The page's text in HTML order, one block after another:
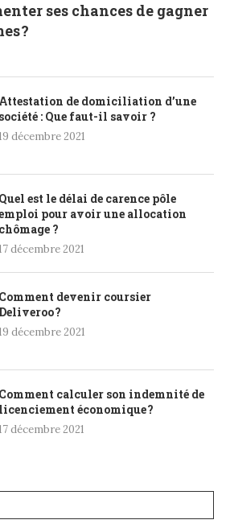
ses chances de gagner
?
Attestation de domiciliation d’une
société : Que faut-il savoir ?
décembre 2021
Quel est le délai de carence pôle
pour avoir une allocation
chômage ?
décembre 2021
Comment devenir coursier
Deliveroo ?
décembre 2021
Comment calculer son indemnité de
licenciement économique ?
décembre 2021